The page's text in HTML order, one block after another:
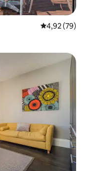
5 üzerinden
4,92 (79)